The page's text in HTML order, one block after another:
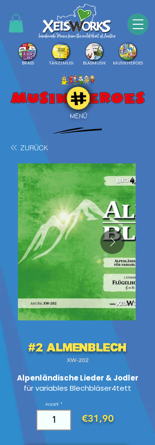
BRASS TANZLMUSI BLASMUSIK MUSIKHEROES
MENÜ
ZURÜCK
#2 AlmenBlech
XW-202
Alpenländische Lieder & Jodler
für variables Blechbläser4tett
Anzahl
€31,90